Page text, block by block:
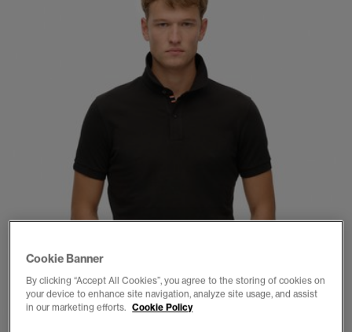
Cookie Banner
By clicking “Accept All Cookies”, you agree to the storing of cookies on
your device to enhance site navigation, analyze site usage, and assist
in our marketing efforts. Cookie Policy